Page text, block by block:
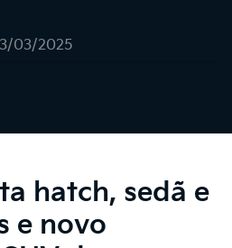
03/2025
hatch, sedã e
e novo